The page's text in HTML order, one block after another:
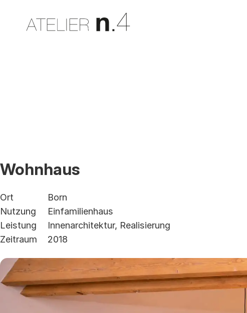
Wohnhaus
Ort
Born
Nutzung
Einfamilienhaus
Leistung
Innenarchitektur, Realisierung
Zeitraum
2018